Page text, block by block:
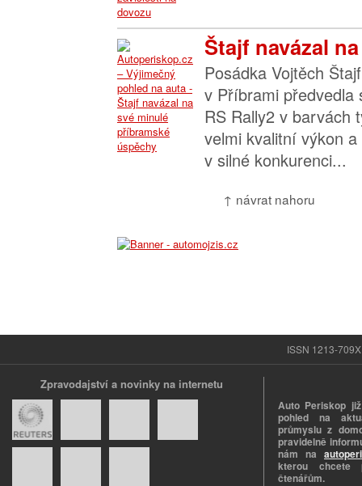
Štajf navázal
Posádka Vojtěch
v Příbrami předvedla
RS Rally2 v barvách
velmi kvalitní výkon
v silné konkurenci...
↑ návrat nahoru
ISSN 1213-
Zpravodajství a novinky na internetu
Auto Periskop
pohled na
průmyslu z
pravidelně
nám na
kterou chcete
čtenářům.